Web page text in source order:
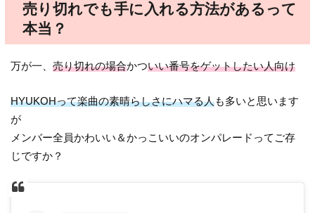
売り切れでも手に入れる方法があるって
本当？
万が一、売り切れの場合かついい番号をゲットしたい人向け
HYUKOHって楽曲の素晴らしさにハマる人も多いと思います
が
メンバー全員かわいい＆かっこいいのオンパレードってご存
じですか？